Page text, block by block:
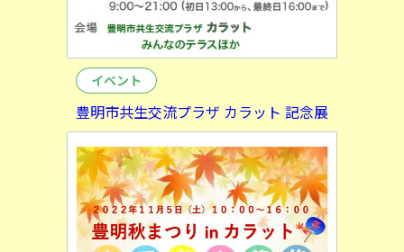
イベント
豊明市共生交流プラザ カラット 記念展